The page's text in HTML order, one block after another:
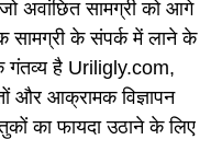
अवांछित सामग्री को आगे
सामग्री के संपर्क में लाने के
गंतव्य है Uriligly.com,
और आक्रामक विज्ञापन
का फायदा उठाने के लिए